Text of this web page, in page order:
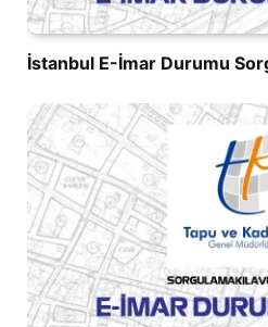
İstanbul E-İmar Durumu